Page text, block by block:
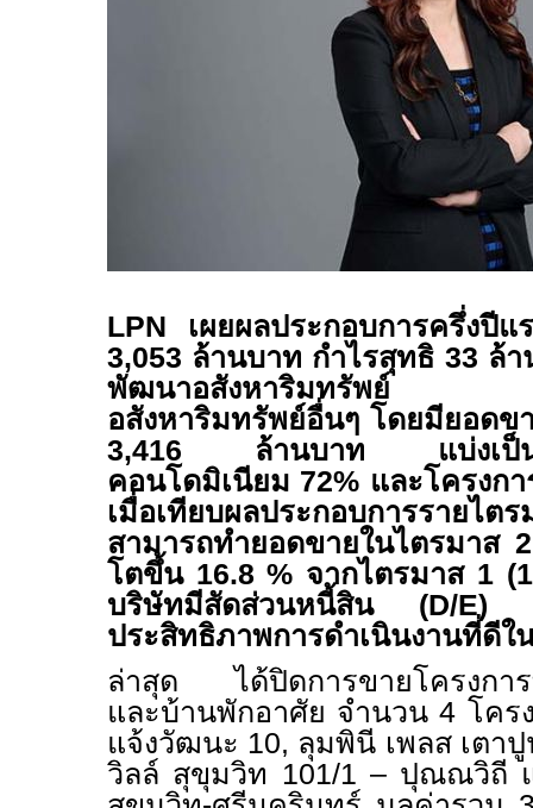
LPN เผยผลประกอบการครึ่งปี
3,053 ล้านบาท กำไรสุทธิ 33 ล้า
พัฒนาอสังหาริมทรัพย์ แล
อสังหาริมทรัพย์อื่นๆ โดยมียอดข
3,416 ล้านบาท แบ่งเป็น
คอนโดมิเนียม 72% และโครงก
เมื่อเทียบผลประกอบการร
สามารถทำยอดขายในไตรมาส
โตขึ้น 16.8% จากไตรมาส 1 (1
บริษัทมีสัดส่วนหนี้สิน (D/E)
ประสิทธิภาพการดำเนินงานที่ดีใ
ล่าสุด ได้ปิดการขายโครงการ
และบ้านพักอาศัย จำนวน4 โคร
แจ้งวัฒนะ 10, ลุมพินี เพลส เตา
วิลล์ สุขุมวิท 101/1 – ปุณณวิถี